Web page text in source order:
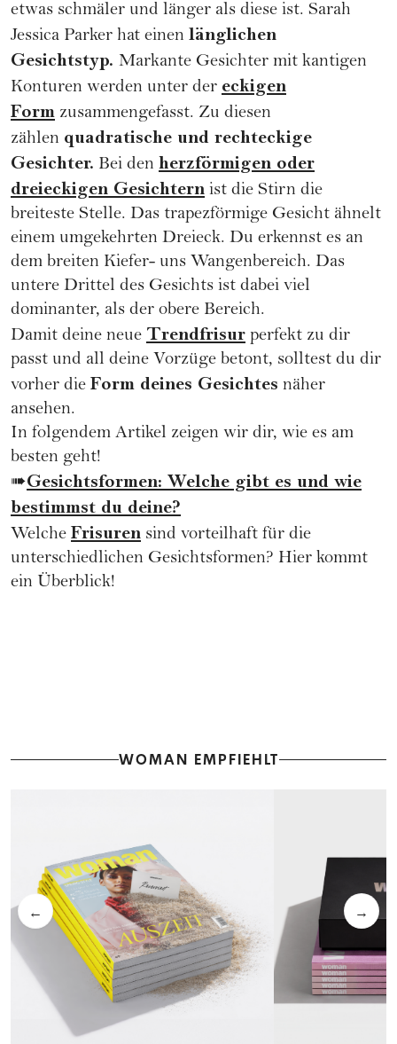
etwas schmäler und länger als diese ist. Sarah
Jessica Parker hat einen länglichen
Gesichtstyp. Markante Gesichter mit kantigen
Konturen werden unter der eckigen
Form zusammengefasst. Zu diesen
zählen quadratische und rechteckige
Gesichter. Bei den herzförmigen oder
dreieckigen Gesichtern ist die Stirn die
breiteste Stelle. Das trapezförmige Gesicht ähnelt
einem umgekehrten Dreieck. Du erkennst es an
dem breiten Kiefer- uns Wangenbereich. Das
untere Drittel des Gesichts ist dabei viel
dominanter, als der obere Bereich.
Damit deine neue Trendfrisur perfekt zu dir
passt und all deine Vorzüge betont, solltest du dir
vorher die Form deines Gesichtes näher
ansehen.
In folgendem Artikel zeigen wir dir, wie es am
besten geht!
➠Gesichtsformen: Welche gibt es und wie
bestimmst du deine?
Welche Frisuren sind vorteilhaft für die
unterschiedlichen Gesichtsformen? Hier kommt
ein Überblick!
WOMAN EMPFIEHLT
← →